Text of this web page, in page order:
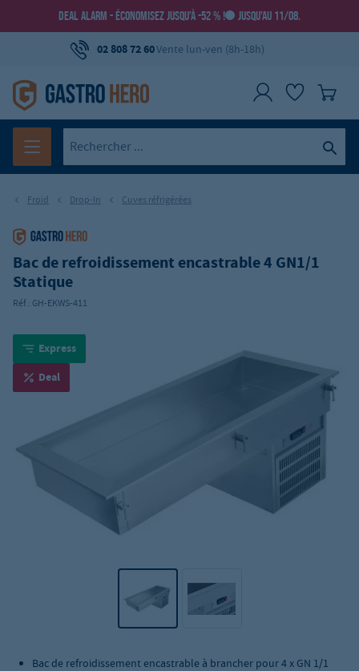
DEAL ALARM - ÉCONOMISEZ JUSQU’À -52 % ! JUSQU’AU 11/08.
02 808 72 60Vente lun-ven (8h-18h)
Froid Drop-In Cuves réfrigérées
Bac de refroidissement encastrable 4 GN1/1
Statique
Réf.: GH-EKWS-411
Express
Deal
Bac de refroidissement encastrable à brancher pour 4 x GN 1/1